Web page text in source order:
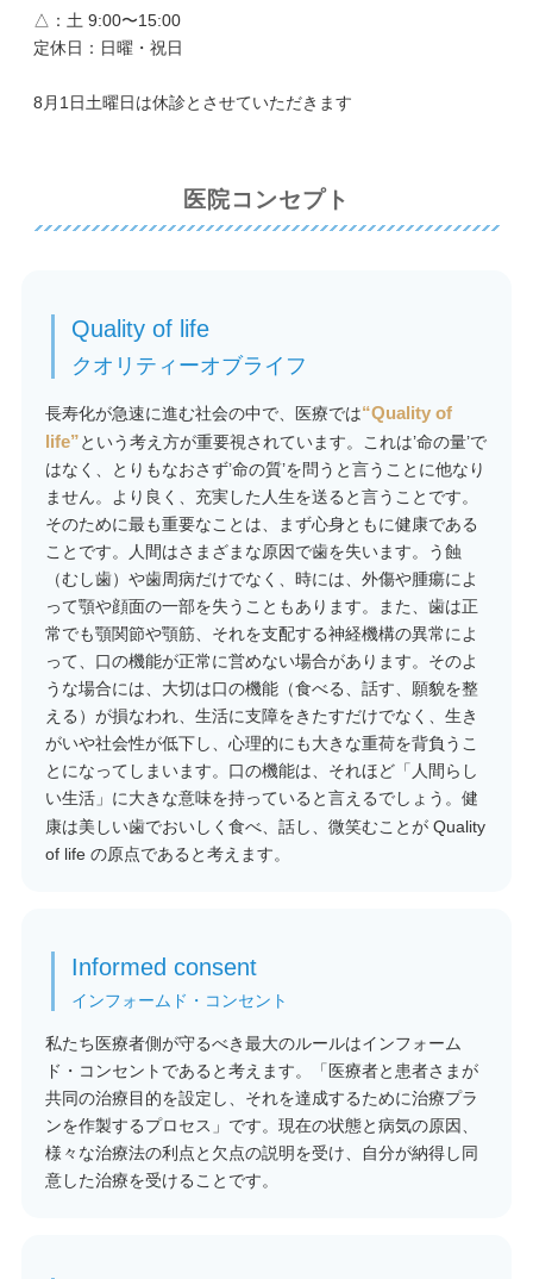
△：土 9:00〜15:00
定休日：日曜・祝日
8月1日土曜日は休診とさせていただきます
医院コンセプト
Quality of life
クオリティーオブライフ
長寿化が急速に進む社会の中で、医療では“Quality of
life”という考え方が重要視されています。これは’命の量’で
はなく、とりもなおさず’命の質’を問うと言うことに他なり
ません。より良く、充実した人生を送ると言うことです。
そのために最も重要なことは、まず心身ともに健康である
ことです。人間はさまざまな原因で歯を失います。う蝕
（むし歯）や歯周病だけでなく、時には、外傷や腫瘍によ
って顎や顔面の一部を失うこともあります。また、歯は正
常でも顎関節や顎筋、それを支配する神経機構の異常によ
って、口の機能が正常に営めない場合があります。そのよ
うな場合には、大切は口の機能（食べる、話す、願貌を整
える）が損なわれ、生活に支障をきたすだけでなく、生き
がいや社会性が低下し、心理的にも大きな重荷を背負うこ
とになってしまいます。口の機能は、それほど「人間らし
い生活」に大きな意味を持っていると言えるでしょう。健
康は美しい歯でおいしく食べ、話し、微笑むことが Quality
of life の原点であると考えます。
Informed consent
インフォームド・コンセント
私たち医療者側が守るべき最大のルールはインフォーム
ド・コンセントであると考えます。「医療者と患者さまが
共同の治療目的を設定し、それを達成するために治療プラ
ンを作製するプロセス」です。現在の状態と病気の原因、
様々な治療法の利点と欠点の説明を受け、自分が納得し同
意した治療を受けることです。